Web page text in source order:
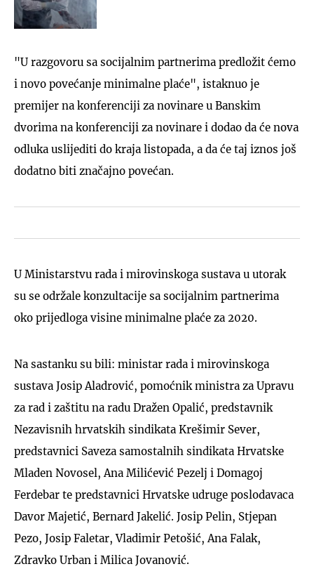
"U razgovoru sa socijalnim partnerima predložit ćemo
i novo povećanje minimalne plaće", istaknuo je
premijer na konferenciji za novinare u Banskim
dvorima na konferenciji za novinare i dodao da će nova
odluka uslijediti do kraja listopada, a da će taj iznos još
dodatno biti značajno povećan.
U Ministarstvu rada i mirovinskoga sustava u utorak
su se održale konzultacije sa socijalnim partnerima
oko prijedloga visine minimalne plaće za 2020.
Na sastanku su bili: ministar rada i mirovinskoga
sustava Josip Aladrović, pomoćnik ministra za Upravu
za rad i zaštitu na radu Dražen Opalić, predstavnik
Nezavisnih hrvatskih sindikata Krešimir Sever,
predstavnici Saveza samostalnih sindikata Hrvatske
Mladen Novosel, Ana Milićević Pezelj i Domagoj
Ferdebar te predstavnici Hrvatske udruge poslodavaca
Davor Majetić, Bernard Jakelić. Josip Pelin, Stjepan
Pezo, Josip Faletar, Vladimir Petošić, Ana Falak,
Zdravko Urban i Milica Jovanović.